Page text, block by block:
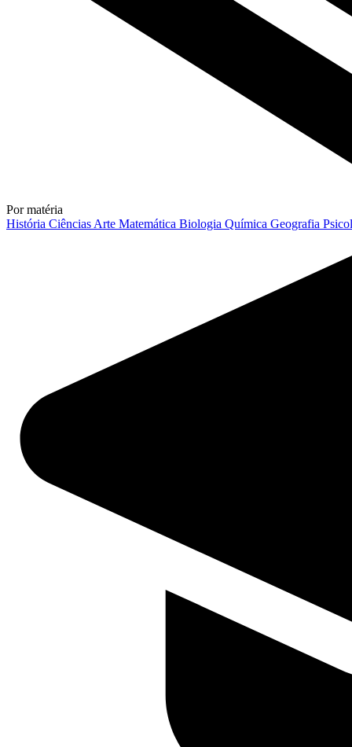
Por matéria
História Ciências Arte Matemática Biologia Química Geografia